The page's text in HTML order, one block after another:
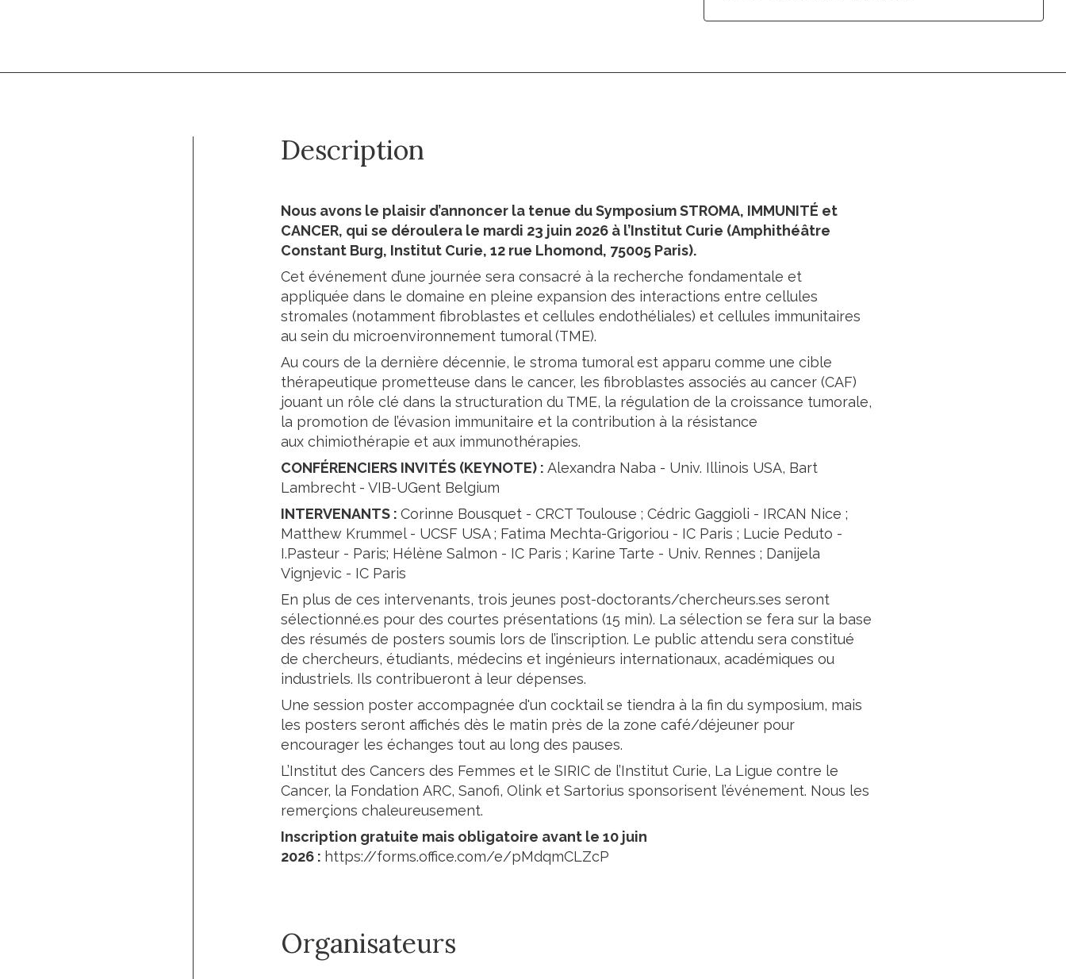
Description
Nous avons le plaisir d’annoncer la tenue du Symposium STROMA, IMMUNITÉ et
CANCER, qui se déroulera le mardi 23 juin 2026 à l’Institut Curie (Amphithéâtre
Constant Burg, Institut Curie, 12 rue Lhomond, 75005 Paris).
Cet événement d’une journée sera consacré à la recherche fondamentale et
appliquée dans le domaine en pleine expansion des interactions entre cellules
stromales (notamment fibroblastes et cellules endothéliales) et cellules immunitaires
au sein du microenvironnement tumoral (TME).
Au cours de la dernière décennie, le stroma tumoral est apparu comme une cible
thérapeutique prometteuse dans le cancer, les fibroblastes associés au cancer (CAF)
jouant un rôle clé dans la structuration du TME, la régulation de la croissance tumorale,
la promotion de l’évasion immunitaire et la contribution à la résistance
aux chimiothérapie et aux immunothérapies.
CONFÉRENCIERS INVITÉS (KEYNOTE) : Alexandra Naba - Univ. Illinois USA, Bart
Lambrecht - VIB-UGent Belgium
INTERVENANTS : Corinne Bousquet - CRCT Toulouse ; Cédric Gaggioli - IRCAN Nice ;
Matthew Krummel - UCSF USA ; Fatima Mechta-Grigoriou - IC Paris ; Lucie Peduto -
I.Pasteur - Paris; Hélène Salmon - IC Paris ; Karine Tarte - Univ. Rennes ; Danijela
Vignjevic - IC Paris
En plus de ces intervenants, trois jeunes post-doctorants/chercheurs.ses seront
sélectionné.es pour des courtes présentations (15 min). La sélection se fera sur la base
des résumés de posters soumis lors de l’inscription. Le public attendu sera constitué
de chercheurs, étudiants, médecins et ingénieurs internationaux, académiques ou
industriels. Ils contribueront à leur dépenses.
Une session poster accompagnée d'un cocktail se tiendra à la fin du symposium, mais
les posters seront affichés dès le matin près de la zone café/déjeuner pour
encourager les échanges tout au long des pauses.
L’Institut des Cancers des Femmes et le SIRIC de l’Institut Curie, La Ligue contre le
Cancer, la Fondation ARC, Sanofi, Olink et Sartorius sponsorisent l’événement. Nous les
remerçions chaleureusement.
Inscription gratuite mais obligatoire avant le 10 juin
2026 : https://forms.office.com/e/pMdqmCLZcP
Organisateurs